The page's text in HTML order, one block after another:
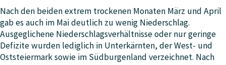
Nach den beiden extrem trockenen Monaten März und April
gab es auch im Mai deutlich zu wenig Niederschlag.
Ausgeglichene Niederschlagsverhältnisse oder nur geringe
Defizite wurden lediglich in Unterkärnten, der West- und
Oststeiermark sowie im Südburgenland verzeichnet. Nach